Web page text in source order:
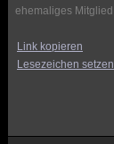
ehemaliges Mitglied
Link kopieren
Lesezeichen setzen